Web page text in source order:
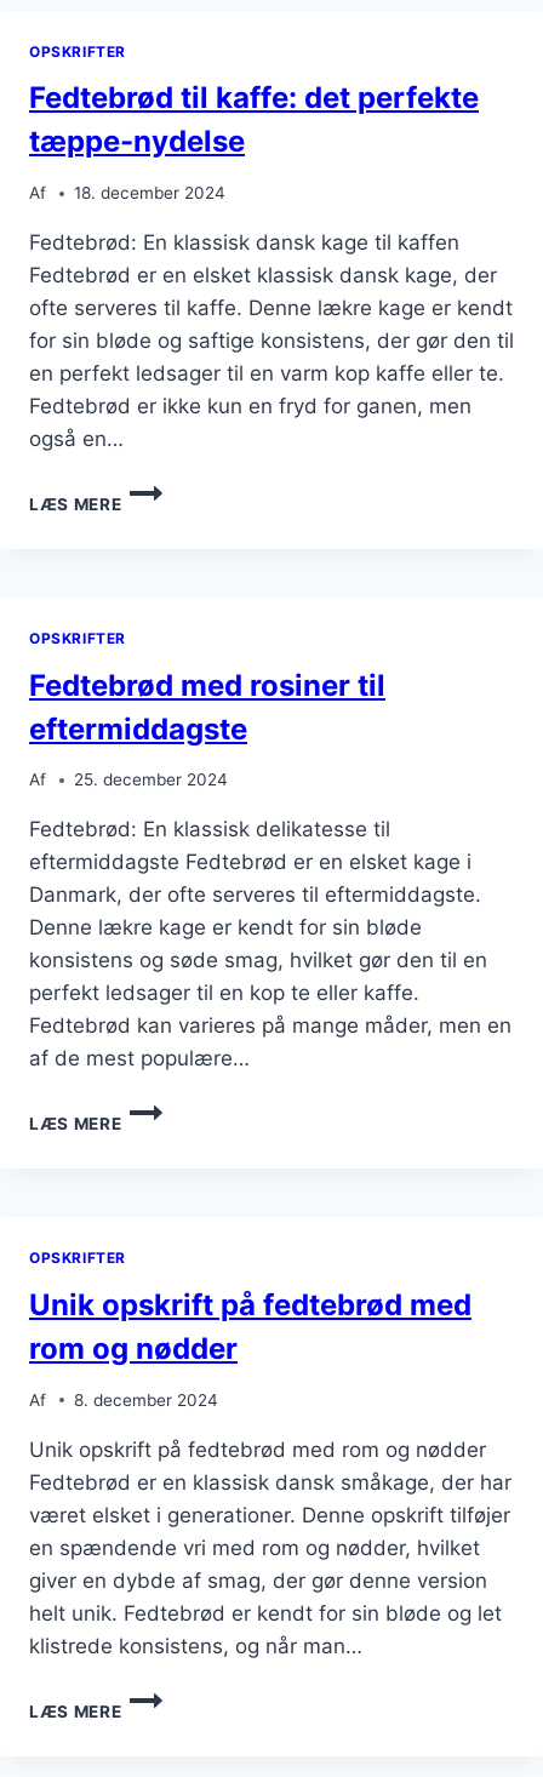
OPSKRIFTER
Fedtebrød til kaffe: det perfekte
tæppe-nydelse
Af 18. december 2024
Fedtebrød: En klassisk dansk kage til kaffen
Fedtebrød er en elsket klassisk dansk kage, der
ofte serveres til kaffe. Denne lækre kage er kendt
for sin bløde og saftige konsistens, der gør den til
en perfekt ledsager til en varm kop kaffe eller te.
Fedtebrød er ikke kun en fryd for ganen, men
også en…
LÆS MERE
FEDTEBRØD
TIL
NYDELSE
OPSKRIFTER
Fedtebrød med rosiner til
eftermiddagste
Af 25. december 2024
Fedtebrød: En klassisk delikatesse til
eftermiddagste Fedtebrød er en elsket kage i
Danmark, der ofte serveres til eftermiddagste.
Denne lækre kage er kendt for sin bløde
konsistens og søde smag, hvilket gør den til en
perfekt ledsager til en kop te eller kaffe.
Fedtebrød kan varieres på mange måder, men en
af de mest populære…
LÆS MERE
FEDTEBRØD
MED
OPSKRIFTER
Unik opskrift på fedtebrød med
rom og nødder
Af 8. december 2024
Unik opskrift på fedtebrød med rom og nødder
Fedtebrød er en klassisk dansk småkage, der har
været elsket i generationer. Denne opskrift tilføjer
en spændende vri med rom og nødder, hvilket
giver en dybde af smag, der gør denne version
helt unik. Fedtebrød er kendt for sin bløde og let
klistrede konsistens, og når man…
LÆS MERE
UNIK
OPSKRIFT